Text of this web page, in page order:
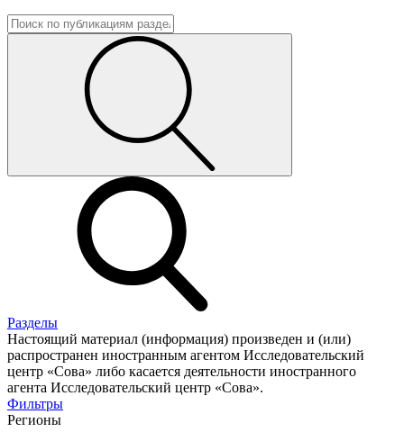
Разделы
Настоящий материал (информация) произведен и (или)
распространен иностранным агентом Исследовательский
центр «Сова» либо касается деятельности иностранного
агента Исследовательский центр «Сова».
Фильтры
Регионы